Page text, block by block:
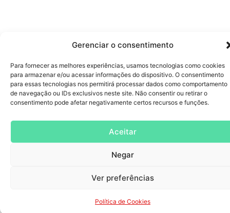
Gerenciar o consentimento
Para fornecer as melhores experiências, usamos tecnologias como cookies
para armazenar e/ou acessar informações do dispositivo. O consentimento
para essas tecnologias nos permitirá processar dados como comportamento
de navegação ou IDs exclusivos neste site. Não consentir ou retirar o
consentimento pode afetar negativamente certos recursos e funções.
Aceitar
Negar
Ver preferências
Política de Cookies